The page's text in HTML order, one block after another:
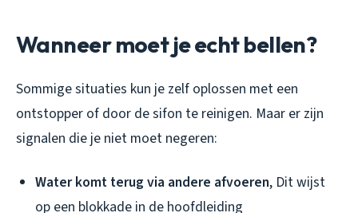
Wanneer moet je echt bellen?
Sommige situaties kun je zelf oplossen met een
ontstopper of door de sifon te reinigen. Maar er zijn
signalen die je niet moet negeren:
Water komt terug via andere afvoeren, Dit wijst
op een blokkade in de hoofdleiding